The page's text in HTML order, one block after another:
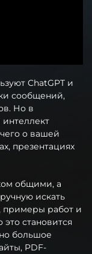
ChatGPT и
сообщений,
Но в
о вашей
презентациях
общими, а
искать
примеры работ и
становится
большое
PDF-